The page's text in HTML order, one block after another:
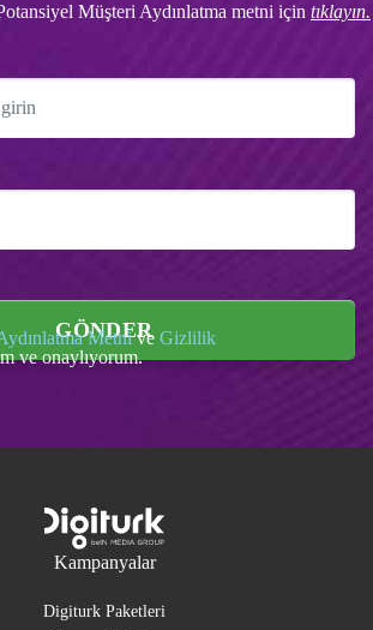
Müşteri Aydınlatma metni için tıklayın.
GÖNDER
Metnive Gizlilik
ve onaylıyorum.
Kampanyalar
Digiturk Paketleri